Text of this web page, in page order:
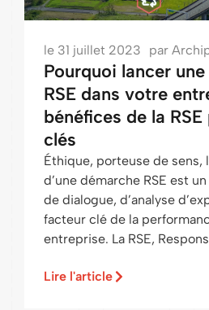
le 31 juillet 2023 par
Pourquoi lancer
RSE dans votre
bénéfices de la
clés
Éthique, porteuse de sens,
d’une démarche RSE est
de dialogue, d’analyse
facteur clé de la
entreprise. La RSE,
Lire l'article